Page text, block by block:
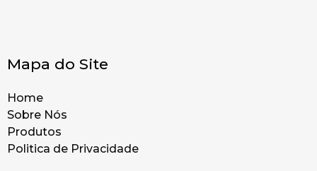
Mapa do Site
Home
Sobre Nós
Produtos
Politica de Privacidade